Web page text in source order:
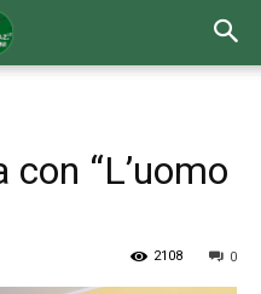
con “L’uomo
0
2108